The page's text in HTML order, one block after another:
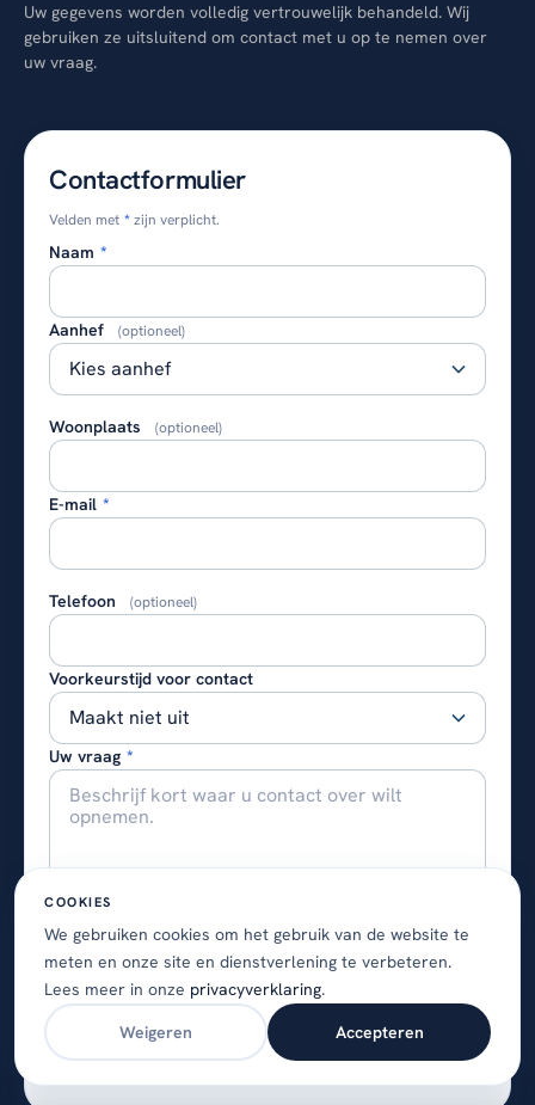
Uw gegevens worden volledig vertrouwelijk behandeld. Wij
gebruiken ze uitsluitend om contact met u op te nemen over
uw vraag.
Contactformulier
Velden met *zijn verplicht.
Naam *
Aanhef (optioneel)
Woonplaats (optioneel)
E-mail *
Telefoon (optioneel)
Voorkeurstijd voor contact
Uw vraag *
Verzenden
Beveiligd met reCAPTCHA. Het privacybeleid en deservicevoorwaarden
van Google zijn van toepassing.
COOKIES
We gebruiken cookies om het gebruik van de website te
meten en onze site en dienstverlening te verbeteren.
Lees meer in onze privacyverklaring.
Weigeren
Accepteren